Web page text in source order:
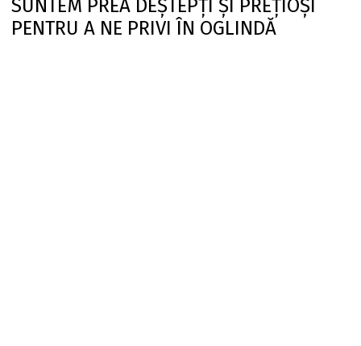
SUNTEM PREA DEȘTEPȚI ȘI PREȚIOȘI
PENTRU A NE PRIVI ÎN OGLINDĂ